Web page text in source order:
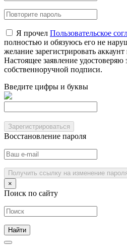
Я прочел Пользовательское
полностью и обязуюсь его не
желание зарегистрировать
Настоящее заявление
собственноручной подписи.
Введите цифры и буквы
Зарегистрироваться
Восстановление пароля
Получить ссылку на изменение
×
Поиск по сайту